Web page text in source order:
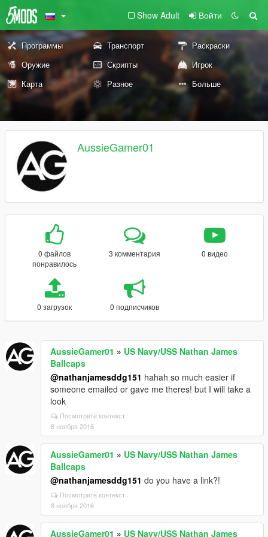
Show Adult Войти
Программы Транспорт
Раскраски
Оружие
Скрипты
Игрок
Карта
Разное Больше
AussieGamer01
0 файлов
понравилось
3 комментария 0 видео
0 загрузок 0 подписчиков
AussieGamer01 » US Navy/USS Nathan James
Ballcaps
@nathanjamesddg151 hahah so much easier if
someone emailed or gave me theres! but I will take a
look
Посмотрите контекст
8 ноября 2016
AussieGamer01 » US Navy/USS Nathan James
Ballcaps
@nathanjamesddg151 do you have a link?!
Посмотрите контекст
8 ноября 2016
AussieGamer01 » US Navy/USS Nathan James